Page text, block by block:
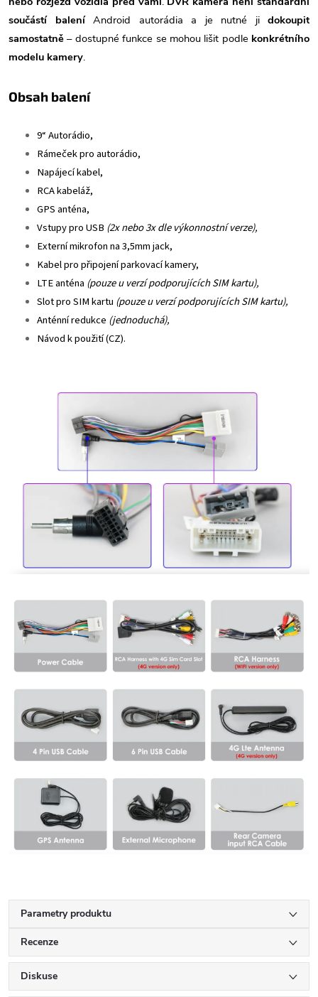
součástí baleníAndroid autorádia a je nutné ji dokoupit
samostatně – dostupné funkce se mohou lišit podle konkrétního
modelu kamery.
Obsah balení
9“ Autorádio,
Rámeček pro autorádio,
Napájecí kabel,
RCA kabeláž,
GPS anténa,
Vstupy pro USB (2x nebo 3x dle výkonnostní verze),
Externí mikrofon na 3,5mm jack,
Kabel pro připojení parkovací kamery,
LTE anténa (pouze u verzí podporujících SIM kartu),
Slot pro SIM kartu (pouze u verzí podporujících SIM kartu),
Anténní redukce (jednoduchá),
Návod k použití (CZ).
Parametry produktu
Recenze
Diskuse